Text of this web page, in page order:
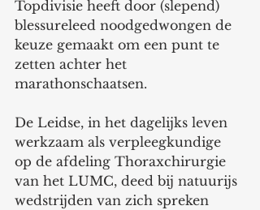
Topdivisie heeft door (slepend)
blessureleed noodgedwongen de
keuze gemaakt om een punt te
zetten achter het
marathonschaatsen.
De Leidse, in het dagelijks leven
werkzaam als verpleegkundige
op de afdeling Thoraxchirurgie
van het LUMC, deed bij natuurijs
wedstrijden van zich spreken